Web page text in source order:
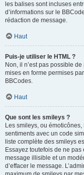
les balises sont incluses
d’informations sur le
rédaction de message.
Haut
Puis-je utiliser le HTML ?
Non, il n’est pas possible
mises en forme permises
BBCodes.
Haut
Que sont les smileys ?
Les smileys, ou
sentiments avec un code
liste complète des smileys
Essayez toutefois de ne
message illisible et un
d’effacer le message.